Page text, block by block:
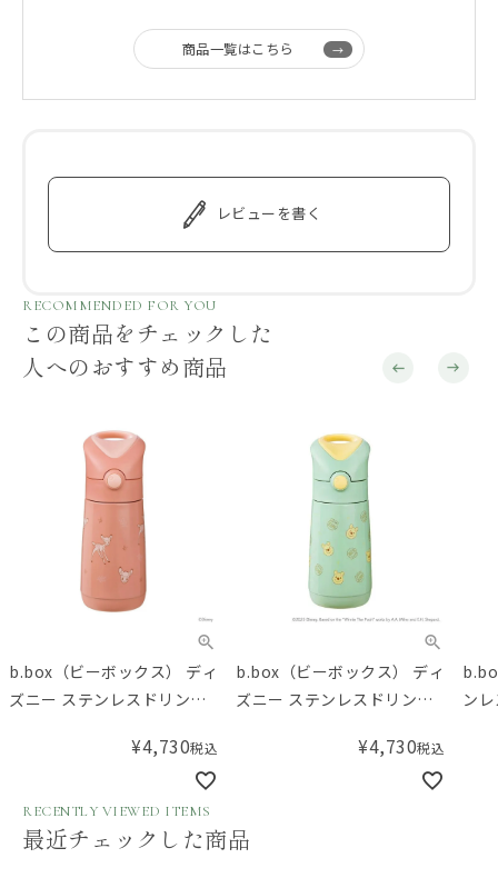
商品一覧はこちら
レビューを書く
RECOMMENDED FOR YOU
この商品をチェックした
人へのおすすめ商品
b.box（ビーボックス） ディ
ズニー ステンレスドリンク
Disney Insulated Drink
¥4,730税込
b.box（ビーボックス） ディ
ズニー ステンレスドリンク
350mL Disney Insulated
Drink Bottle Winnie the
¥4,730税込
ン
RECENTLY VIEWED ITEMS
最近チェックした商品